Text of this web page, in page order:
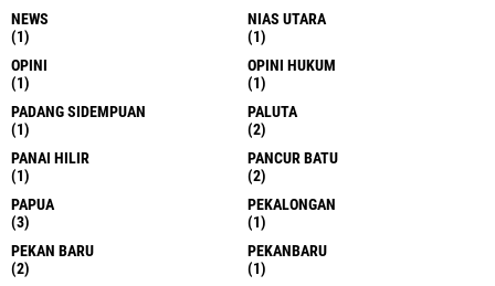
NEWS
(1)
NIAS UTARA
(1)
OPINI
(1)
OPINI HUKUM
(1)
PADANG SIDEMPUAN
(1)
PALUTA
(2)
PANAI HILIR
(1)
PANCUR BATU
(2)
PAPUA
(3)
PEKALONGAN
(1)
PEKAN BARU
(2)
PEKANBARU
(1)